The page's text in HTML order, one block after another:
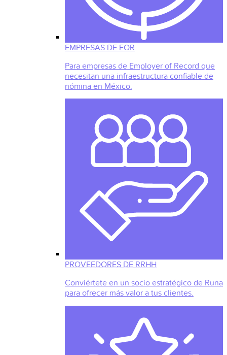
EMPRESAS DE EOR
Para empresas de Employer of Record que
necesitan una infraestructura confiable de
nómina en México.
PROVEEDORES DE RRHH
Conviértete en un socio estratégico de Runa
para ofrecer más valor a tus clientes.